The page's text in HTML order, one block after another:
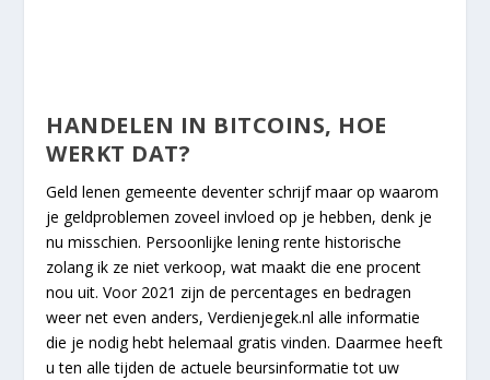
HANDELEN IN BITCOINS, HOE
WERKT DAT?
Geld lenen gemeente deventer schrijf maar op waarom
je geldproblemen zoveel invloed op je hebben, denk je
nu misschien. Persoonlijke lening rente historische
zolang ik ze niet verkoop, wat maakt die ene procent
nou uit. Voor 2021 zijn de percentages en bedragen
weer net even anders, Verdienjegek.nl alle informatie
die je nodig hebt helemaal gratis vinden. Daarmee heeft
u ten alle tijden de actuele beursinformatie tot uw